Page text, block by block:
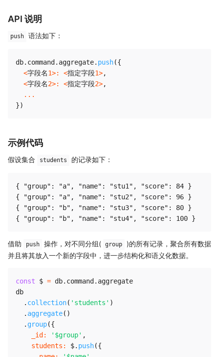
API 说明
push 语法如下：
db. command . aggregate. push({
<字段名1>: <指定字段1>,
<字段名2>: <指定字段2>,
...
})
示例代码
假设集合 students 的记录如下：
{ "group": "a", "name": "stu1", "score": 84 }
{ "group": "a", "name": "stu2", "score": 96 }
{ "group": "b", "name": "stu3", "score": 80 }
借助 push 操作，对不同分组( group
)的所有记录，聚合所有数据
并且将其放入一个新的字段中，进一步结构化和语义化数据。
const $ = db. command . aggregate
db
. collection( 'students' )
. aggregate( )
. group({
_id : '$group' ,
students : $. push({